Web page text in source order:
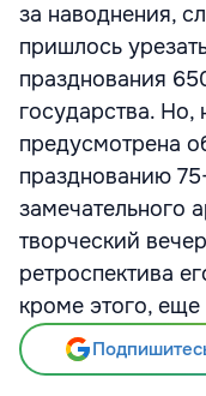
за наводнения,
пришлось
празднования
государства. Но,
предусмотрена
празднованию
замечательного
творческий
ретроспектива
кроме этого,